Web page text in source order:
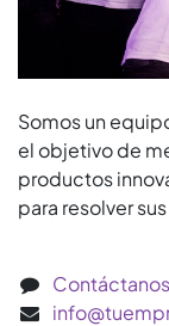
Somos un
el objetivo de
productos
para resolver
Contáctanos